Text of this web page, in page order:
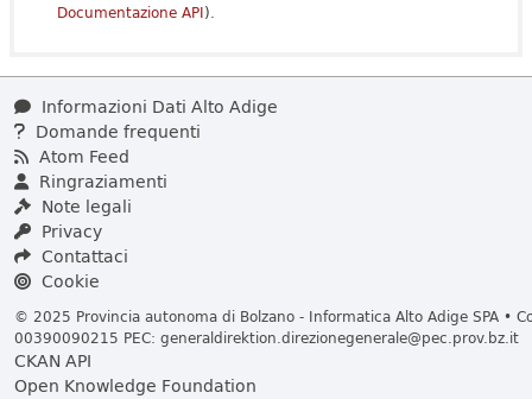
Documentazione API).
Informazioni Dati Alto Adige
Domande frequenti
Atom Feed
Ringraziamenti
Note legali
Privacy
Contattaci
Cookie
© 2025 Provincia autonoma di Bolzano - Informatica Alto Adige SPA •
00390090215 PEC: generaldirektion.direzionegenerale@pec.prov.bz.it
CKAN API
Open Knowledge Foundation